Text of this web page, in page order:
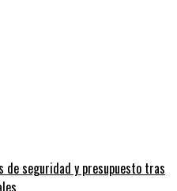
de seguridad y presupuesto tras